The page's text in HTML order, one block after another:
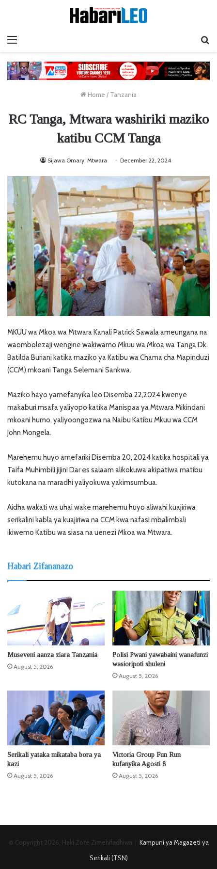
Home / Tanzania
RC Tanga, Mtwara washiriki maziko
katibu CCM Tanga
Sijawa Omary, Mtwara December 22, 2024
MKUU wa Mkoa wa Mtwara Kanali Patrick Sawala ameungana na
waombolezaji wengine wakiwamo Mkuu wa Mkoa wa Tanga Dk.
Batilda Buriani katika maziko ya Katibu wa Chama cha Mapinduzi
(CCM) mkoani Tanga Selemani Sankwa.
Maziko hayo yamefanyika leo Disemba 22,2024 kwenye
makaburi msafa yaliyopo katika Manispaa ya Mtwara Mikindani
mkoani humo, yaliyoongozwa na Naibu Katibu Mkuu wa CCM
John Mongela.
Marehemu huyo amefariki Disemba 20, 2024 katika hospitali ya
Taifa Muhimbili jijini Dar es salaam alikokuwa akipatiwa matibu
kutokana na maradhi yaliyokuwa yakimsumbua.
Aidha wakati wa uhai wake marehemu huyo aliwahi kuajiriwa
serikalini kabla ya kuajiriwa na CCM kwa nafasi mbalimbali
ikiwemo Katibu wa siasa na uenezi Mkoa wa Mtwara.
Habari Zifananazo
Museveni aanza ziara Tanzania
August 5, 2026
Polisi Pwani yawabaini wanafunzi
wasioripoti shuleni
August 5, 2026
Serikali yataka mikataba bora ya
kazi
August 5, 2026
Victoria Group Fun Run
kufanyika Agosti 8
August 5, 2026
© Copyright 2026, Haki Zote Zimehifadhiwa | Kampuni ya Magazeti ya
Serikali (TSN)